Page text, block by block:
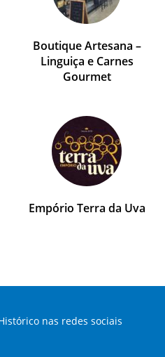
Boutique Artesana –
Linguiça e Carnes
Gourmet
Empório Terra da Uva
nas redes sociais